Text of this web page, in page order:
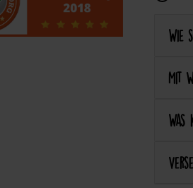
Wie
Mit
Was